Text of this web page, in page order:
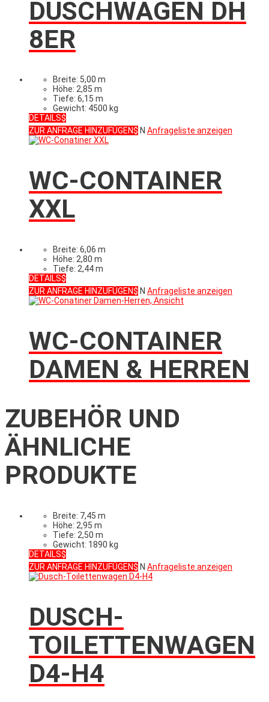
DUSCHWAGEN DH
8ER
Breite: 5,00 m
Höhe: 2,85 m
Tiefe: 6,15 m
Gewicht: 4500 kg
DETAILS
ZUR ANFRAGE HINZUFÜGEN
N Anfrageliste anzeigen
WC-CONTAINER
XXL
Breite: 6,06 m
Höhe: 2,80 m
Tiefe: 2,44 m
DETAILS
ZUR ANFRAGE HINZUFÜGEN
N Anfrageliste anzeigen
WC-CONTAINER
DAMEN & HERREN
ZUBEHÖR UND
ÄHNLICHE
PRODUKTE
Breite: 7,45 m
Höhe: 2,95 m
Tiefe: 2,50 m
Gewicht: 1890 kg
DETAILS
ZUR ANFRAGE HINZUFÜGEN
N Anfrageliste anzeigen
DUSCH-
TOILETTENWAGEN
D4-H4